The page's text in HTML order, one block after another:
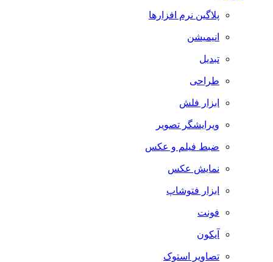
پلاگین نرم افزارها
انیمیشن
تبدیل
طراحی
ابزار فلش
ویرایشگر تصویر
ضبط فيلم و عكس
نمایش عکس
ابزار فتوشاپ
فونت
آیکون
تصاویر استوک